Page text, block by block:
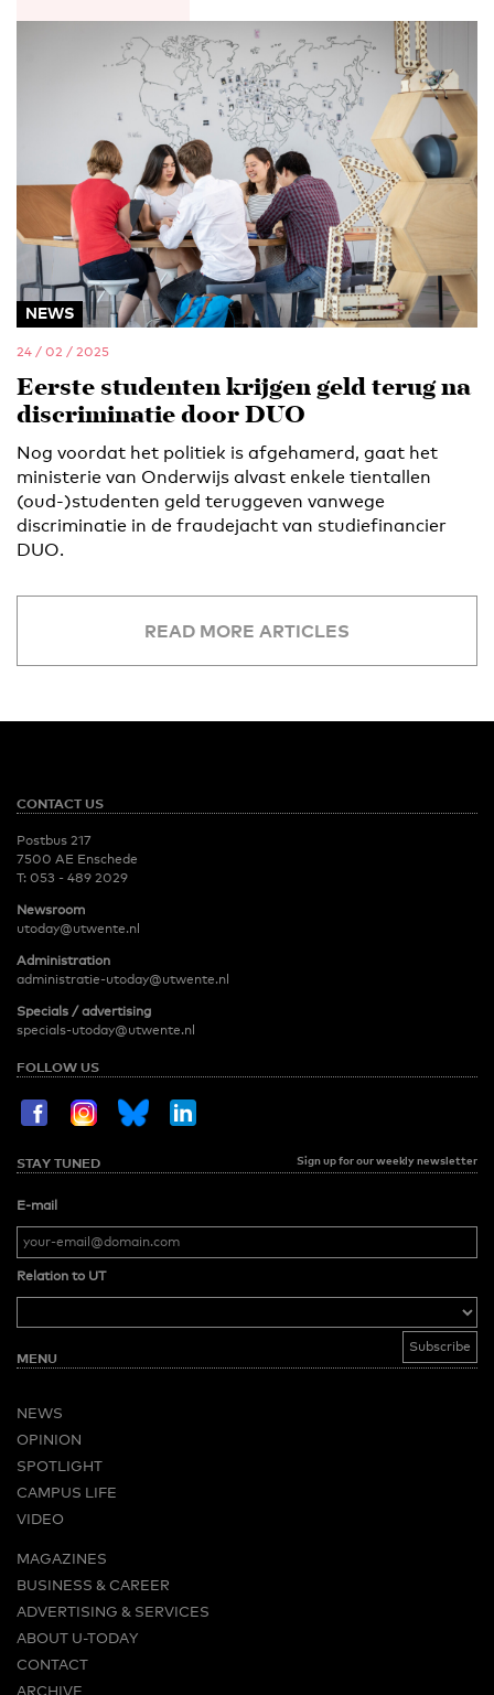
NEWS
24 / 02 / 2025
Eerste studenten krijgen geld terug na
discriminatie door DUO
Nog voordat het politiek is afgehamerd, gaat het
ministerie van Onderwijs alvast enkele tientallen
(oud-)studenten geld teruggeven vanwege
discriminatie in de fraudejacht van studiefinancier
DUO.
READ MORE ARTICLES
CONTACT US
Postbus 217
7500 AE Enschede
T: 053 - 489 2029
Newsroom
utoday@utwente.nl
Administration
administratie-utoday@utwente.nl
Specials / advertising
specials-utoday@utwente.nl
FOLLOW US
STAY TUNED Sign up for our weekly newsletter
E-mail
Relation to UT
MENU
NEWS
OPINION
SPOTLIGHT
CAMPUS LIFE
VIDEO
MAGAZINES
BUSINESS & CAREER
ADVERTISING & SERVICES
ABOUT U-TODAY
CONTACT
ARCHIVE